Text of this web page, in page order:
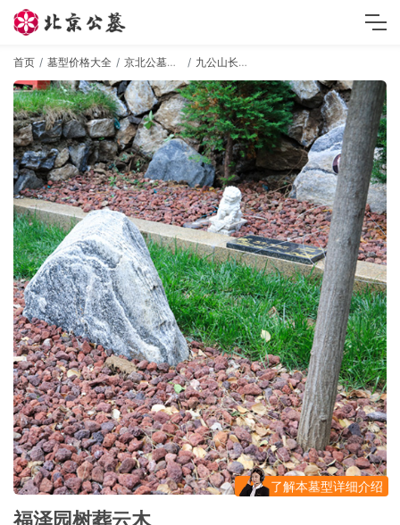
首页 墓型价格大全 京北公墓墓型 九公山长城纪念林
了解本墓型详细介绍
福泽园树葬云木